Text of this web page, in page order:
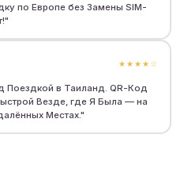
по Европе без Замены SIM-
"
★★★★ ☆
Поездкой в Таиланд. QR-Код
Везде, где Я Была — на
Местах."